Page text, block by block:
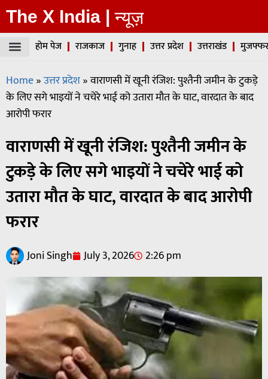
The X India | न्यूज़
होम पेज राजकाज गुनाह उत्तर प्रदेश उत्तराखंड
Home»उत्तर प्रदेश»वाराणसी में खूनी रंजिश: पुश्तैनी जमीन के टुकड़े
के लिए सगे भाइयों ने चचेरे भाई को उतारा मौत के घाट, वारदात के बाद
आरोपी फरार
वाराणसी में खूनी रंजिश: पुश्तैनी जमीन के
टुकड़े के लिए सगे भाइयों ने चचेरे भाई को
उतारा मौत के घाट, वारदात के बाद आरोपी
फरार
Joni Singh July 3, 2026 2:26 pm